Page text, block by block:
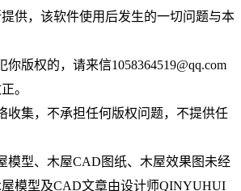
供，该软件使用后发生的一切问题与本
版权的，请来信1058364519@qq.com
。
收集，不承担任何版权问题，不提供任
模型、木屋CAD图纸、木屋效果图未经
模型及CAD文章由设计师QINYUHUI